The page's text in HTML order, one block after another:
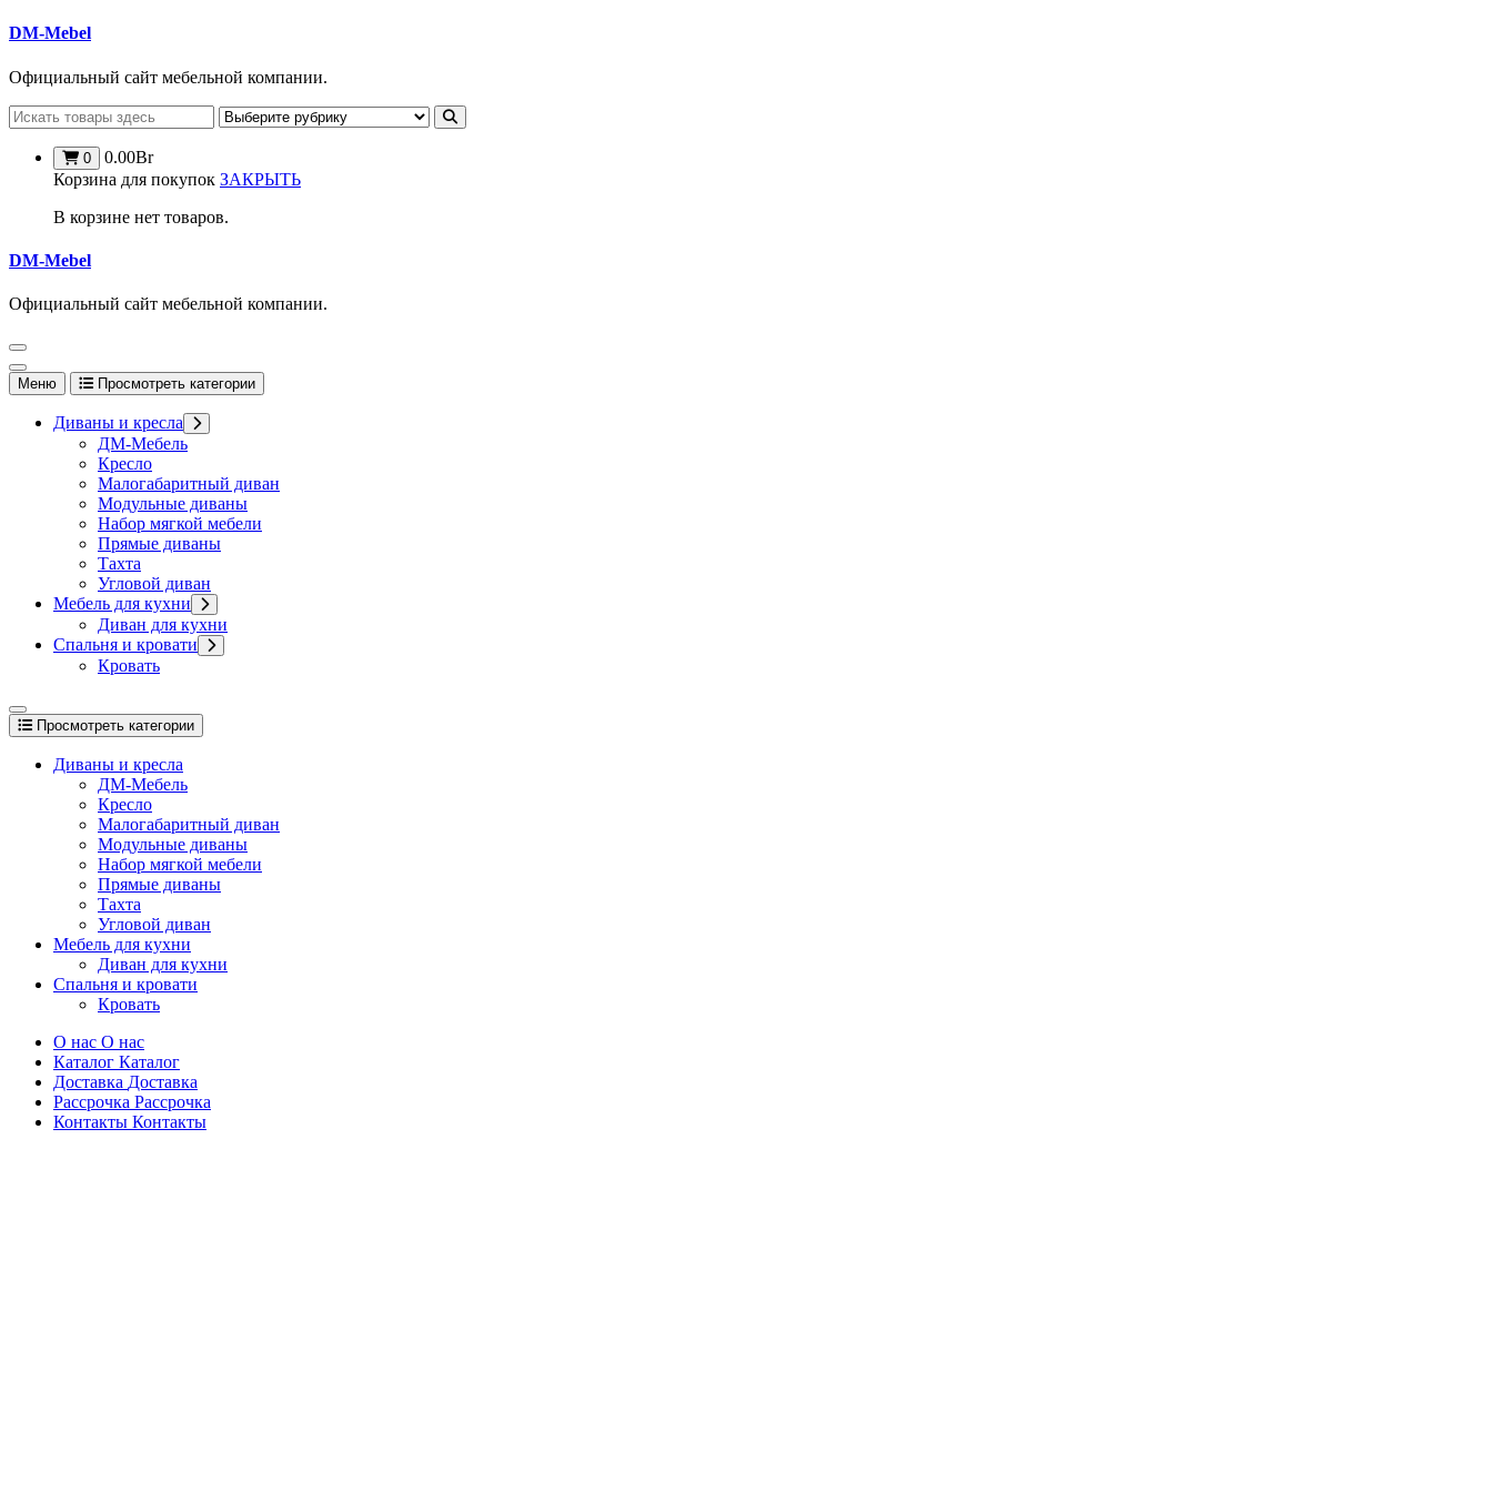
Перейти
содержимому
DM-Mebel
Официальный сайт мебельной компании.
0 0.00Br
Корзина для покупок ЗАКРЫТЬ
В корзине нет товаров.
DM-Mebel
Официальный сайт мебельной компании.
Меню Просмотреть категории
Диваны и кресла
ДМ-Мебель
Кресло
Малогабаритный диван
Модульные диваны
Набор мягкой мебели
Прямые диваны
Тахта
Угловой диван
Мебель для кухни
Диван для кухни
Спальня и кровати
Кровать
Просмотреть категории
Диваны и кресла
ДМ-Мебель
Кресло
Малогабаритный диван
Модульные диваны
Набор мягкой мебели
Прямые диваны
Тахта
Угловой диван
Мебель для кухни
Диван для кухни
Спальня и кровати
Кровать
О нас О нас
Каталог Каталог
Доставка Доставка
Рассрочка Рассрочка
Контакты Контакты